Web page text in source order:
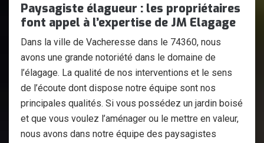
Paysagiste élagueur : les propriétaires
font appel à l’expertise de JM Elagage
Dans la ville de Vacheresse dans le 74360, nous
avons une grande notoriété dans le domaine de
l’élagage. La qualité de nos interventions et le sens
de l’écoute dont dispose notre équipe sont nos
principales qualités. Si vous possédez un jardin boisé
et que vous voulez l’aménager ou le mettre en valeur,
nous avons dans notre équipe des paysagistes